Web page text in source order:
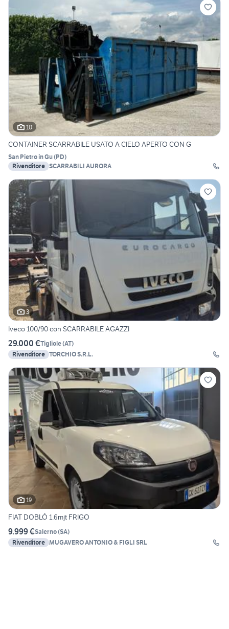
10
CONTAINER SCARRABILE USATO A CIELO APERTO CON G
San Pietro in Gu(PD)
Rivenditore SCARRABILI AURORA
3
Iveco 100/90 con SCARRABILE AGAZZI
29.000 €Tigliole(AT)
Rivenditore TORCHIO S.R.L.
19
FIAT DOBLÒ 1.6mjt FRIGO
9.999 €Salerno(SA)
Rivenditore MUGAVERO ANTONIO & FIGLI SRL